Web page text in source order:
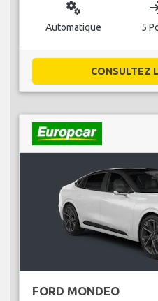
miscellaneous_services
Automatique 5
CONSULTEZ
FORD MONDEO